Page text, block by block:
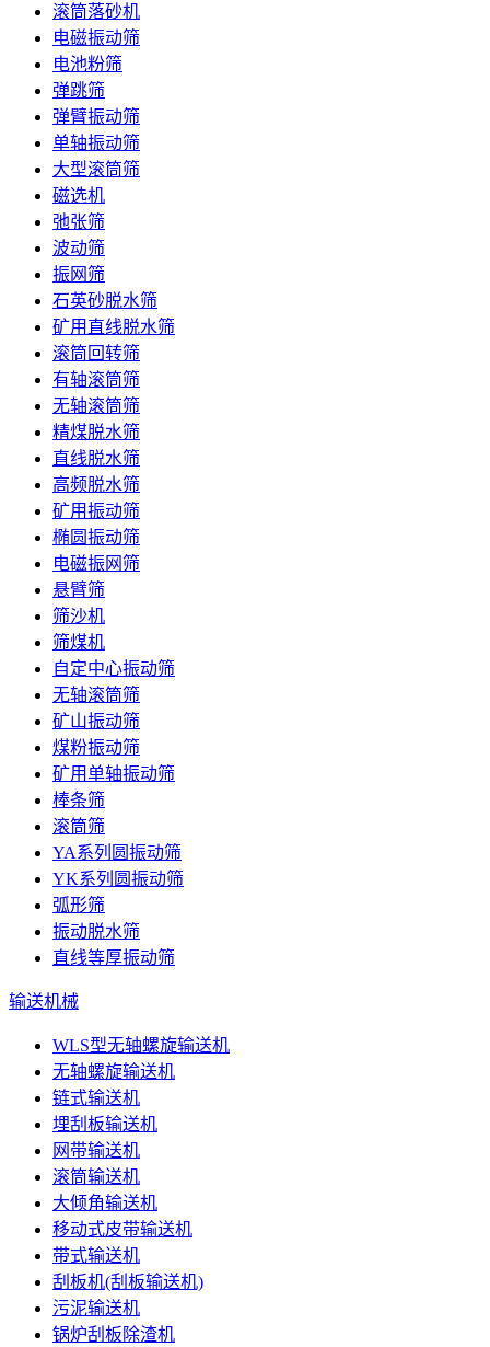
滚筒落砂机
电磁振动筛
电池粉筛
弹跳筛
弹臂振动筛
单轴振动筛
大型滚筒筛
磁选机
弛张筛
波动筛
振网筛
石英砂脱水筛
矿用直线脱水筛
滚筒回转筛
有轴滚筒筛
无轴滚筒筛
精煤脱水筛
直线脱水筛
高频脱水筛
矿用振动筛
椭圆振动筛
电磁振网筛
悬臂筛
筛沙机
筛煤机
自定中心振动筛
无轴滚筒筛
矿山振动筛
煤粉振动筛
矿用单轴振动筛
棒条筛
滚筒筛
YA系列圆振动筛
YK系列圆振动筛
弧形筛
振动脱水筛
直线等厚振动筛
输送机械
WLS型无轴螺旋输送机
无轴螺旋输送机
链式输送机
埋刮板输送机
网带输送机
滚筒输送机
大倾角输送机
移动式皮带输送机
带式输送机
刮板机(刮板输送机)
污泥输送机
锅炉刮板除渣机